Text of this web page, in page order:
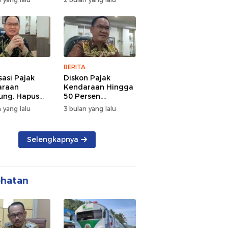
Semangat
dan
Tengah Kepadatan
Lalu Lintas Pagi
Hari
Pajak
Hapus
dan Beri
BBN
yang lalu
BERITA
Diskon Pajak
Kendaraan Hingga
50 Persen,
Lampung Genjot
Mutasi Kendaraan
3 bulan yang lalu
Selengkapnya